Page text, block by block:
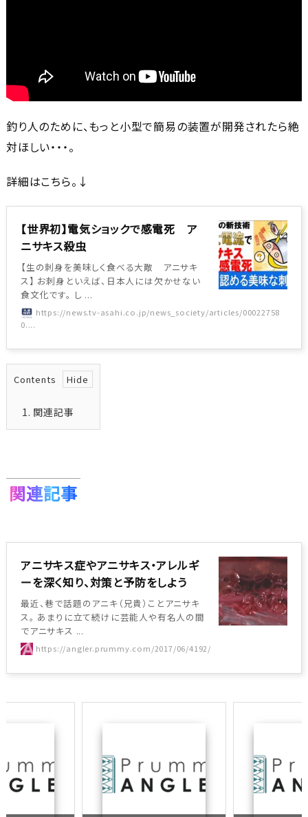
釣り人のために、もっと小型で簡易の装置が開発されたら絶
対ほしい・・・。
詳細はこちら。↓
【世界初】電気ショックで感電死 ア
ニサキス殺虫
【生の刺身を美味しく食べる大敵 アニサキ
ス】 お刺身といえば、日本人には欠かせない
食文化です。 し ...
https://news.tv-asahi.co.jp/news_society/articles/00022758
0....
Contents
1. 関連記事
関連記事
アニサキス症やアニサキス・アレルギ
ーを深く知り、対策と予防をしよう
最近、巷で話題のアニキ（兄貴）ことアニサキ
ス。 あまりに立て続けに芸能人や有名人の間
でアニサキス ...
https://angler.prummy.com/2017/06/4192/